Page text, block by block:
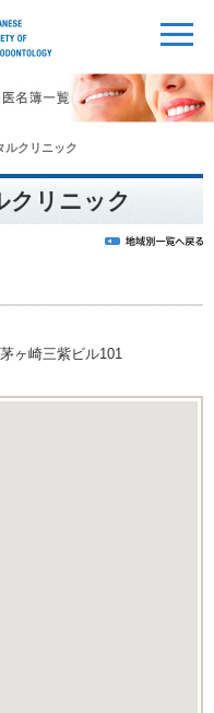
ルクリニック
クリニック
ヶ崎三紫ビル101